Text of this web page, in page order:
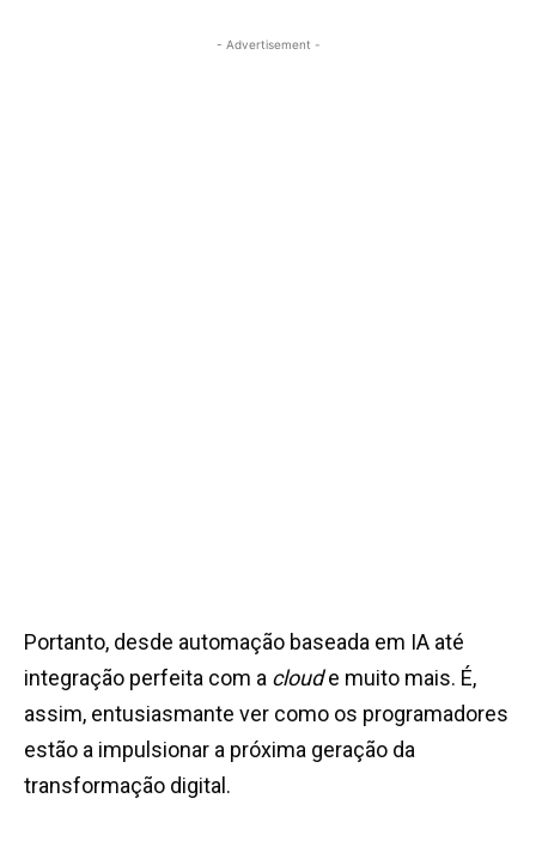
- Advertisement -
Portanto, desde automação baseada em IA até
integração perfeita com a cloude muito mais. É,
assim, entusiasmante ver como os programadores
estão a impulsionar a próxima geração da
transformação digital.